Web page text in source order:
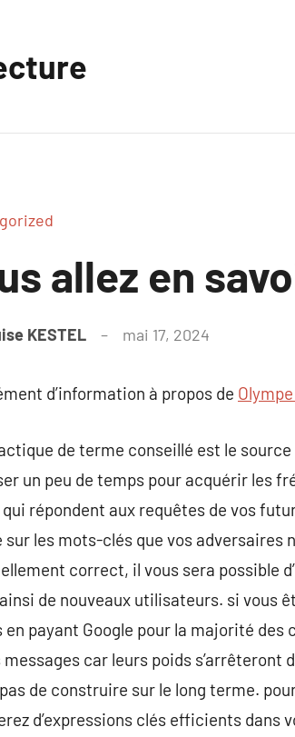
allez en
KESTEL mai 17, 2024
d’information à propos de
de terme conseillé est le
un peu de temps pour acquérir les
répondent aux requêtes de vos
les mots-clés que vos adversaires
correct, il vous sera possible
de nouveaux utilisateurs. si vous
en payant Google pour la majorité des
messages car leurs poids s’arrêteront
de construire sur le long terme.
d’expressions clés efficients dans